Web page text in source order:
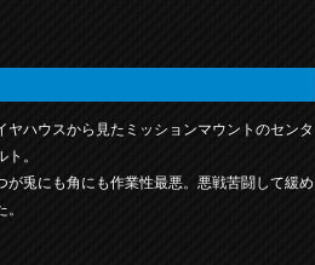
ヤハウスから見たミッションマウントのセンタ
ト。
が兎にも角にも作業性最悪。悪戦苦闘して緩め
。